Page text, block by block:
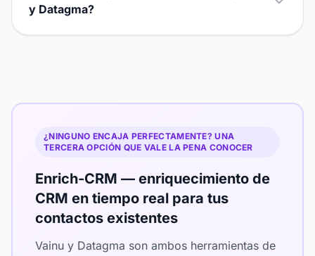
y Datagma?
¿NINGUNO ENCAJA PERFECTAMENTE? UNA
TERCERA OPCIÓN QUE VALE LA PENA CONOCER
Enrich-CRM — enriquecimiento de
CRM en tiempo real para tus
contactos existentes
Vainu y Datagma son ambos herramientas de